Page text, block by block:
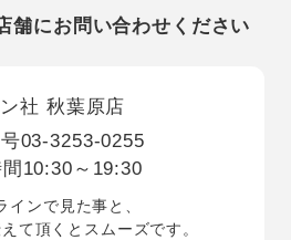
舗にお問い合わせください
社 秋葉原店
03-3253-0255
10:30～19:30
インで見た事と、
て頂くとスムーズです。